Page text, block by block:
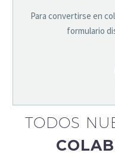
Para convertirse en
formulario
TODOS